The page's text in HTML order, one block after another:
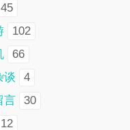
45
102
66
谈
4
言
30
12